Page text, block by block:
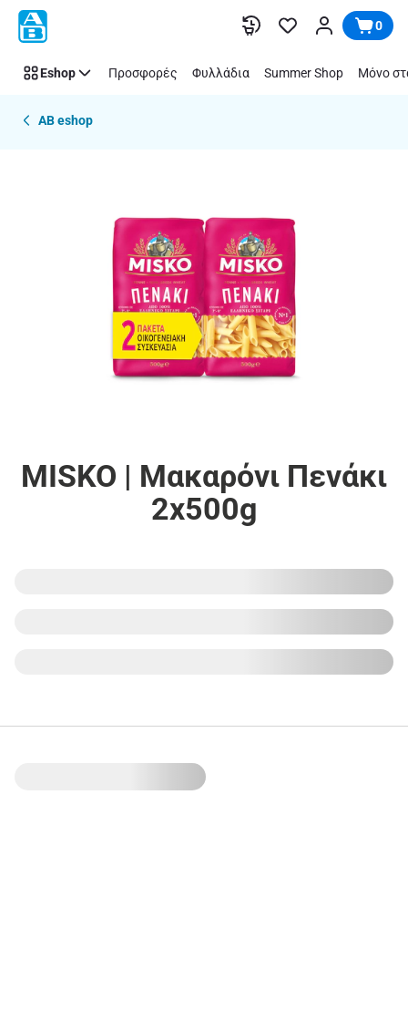
Παράλειψη 0
Eshop Προσφορές Φυλλάδια Summer Shop Μόνο
AB eshop
MISKO | Μακαρόνι Πενάκι
2x500g